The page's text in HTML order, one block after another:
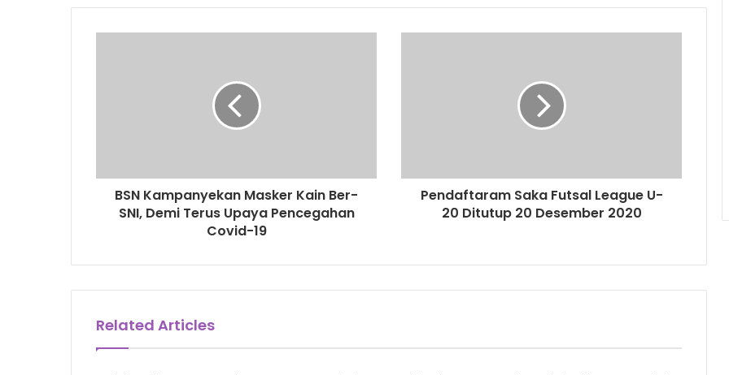
BSN Kampanyekan Masker Kain Ber-
SNI, Demi Terus Upaya Pencegahan
Covid-19
Pendaftaram Saka Futsal League U-
20 Ditutup 20 Desember 2020
Related Articles